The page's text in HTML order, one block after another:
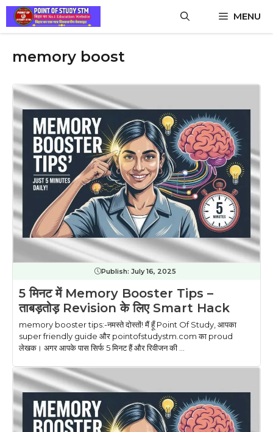
Skip
content
MENU
memory boost
Publish: July 16, 2025
5 मिनट में Memory Booster Tips –
ताबड़तोड़ Revision के लिए Smart Hack
memory booster tips:-नमस्ते दोस्तों! मैं हूँ Point Of Study, आपका
super friendly guide और pointofstudystm.com का proud
लेखक। अगर आपके पास सिर्फ 5 मिनट हैं और रिवीजन की ...